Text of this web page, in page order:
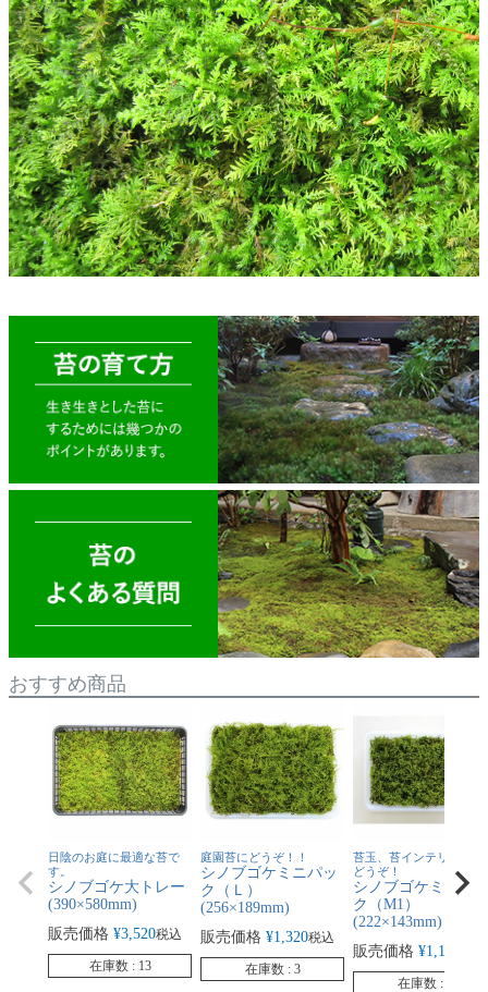
おすすめ商品
日陰のお庭に最適な苔で
す。
シノブゴケ大トレー
(390×580mm)
販売価格 ¥3,520税込
在庫数 13
庭園苔にどうぞ！！
シノブゴケミニパッ
ク（Ｌ）
(256×189mm)
販売価格 ¥1,320税込
在庫数 3
苔玉、苔インテリア素材
どうぞ！
シノブゴケミニパ
ク（M1）
(222×143mm)
販売価格 ¥1,100
在庫数